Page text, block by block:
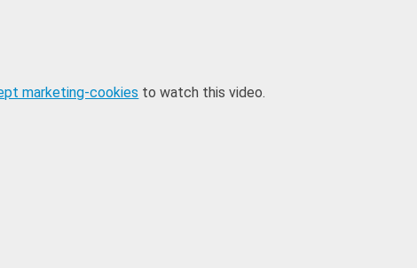
marketing-cookies to watch this video.